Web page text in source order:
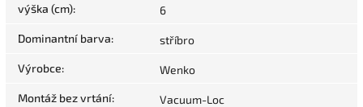
výška (cm): 6
Dominantní barva: stříbro
Výrobce: Wenko
Montáž bez vrtání: Vacuum-Loc